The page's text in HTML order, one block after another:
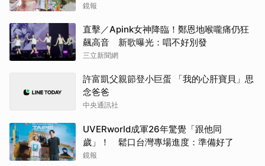
出
鏡報
直擊／Apink女神降臨！鄭恩地喉嚨痛仍狂
飆高音 新歌曝光：唱不好別發
三立新聞網
許富凱父親節登小巨蛋 「我的心肝寶貝」思
念爸爸
中央通訊社
UVERworld成軍26年驚覺「跟他同
歲」！ 鬆口台灣專場進度：準備好了
鏡報